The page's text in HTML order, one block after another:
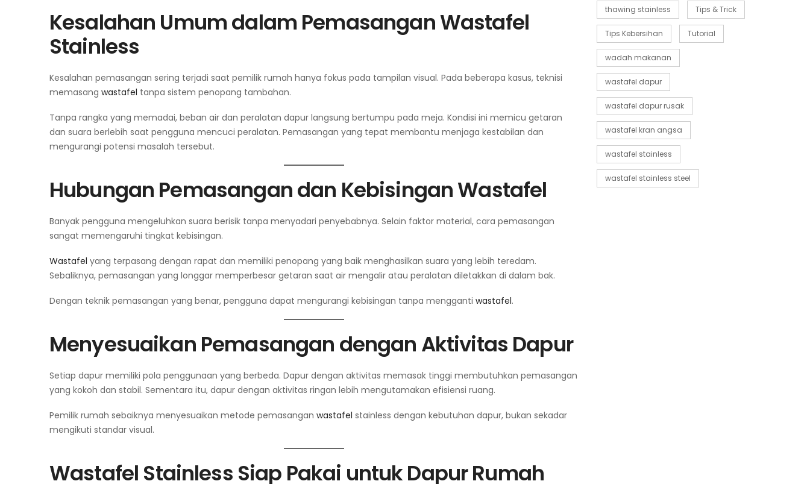
Kesalahan Umum dalam PemasanganWastafel
Stainless
Kesalahan pemasangan sering terjadi saat pemilik rumah hanya fokus pada tampilan visual. Pada beberapa kasus, teknisi
memasang wastafel tanpa sistem penopang tambahan.
Tanpa rangka yang memadai, beban air dan peralatan dapur langsung bertumpu pada meja. Kondisi ini memicu getaran
dan suara berlebih saat pengguna mencuci peralatan. Pemasangan yang tepat membantu menjaga kestabilan dan
mengurangi potensi masalah tersebut.
Hubungan Pemasangan dan KebisinganWastafel
Banyak pengguna mengeluhkan suara berisik tanpa menyadari penyebabnya. Selain faktor material, cara pemasangan
sangat memengaruhi tingkat kebisingan.
Wastafel yang terpasang dengan rapat dan memiliki penopang yang baik menghasilkan suara yang lebih teredam.
Sebaliknya, pemasangan yang longgar memperbesar getaran saat air mengalir atau peralatan diletakkan di dalam bak.
Dengan teknik pemasangan yang benar, pengguna dapat mengurangi kebisingan tanpa mengganti wastafel.
Menyesuaikan Pemasangan dengan Aktivitas Dapur
Setiap dapur memiliki pola penggunaan yang berbeda. Dapur dengan aktivitas memasak tinggi membutuhkan pemasangan
yang kokoh dan stabil. Sementara itu, dapur dengan aktivitas ringan lebih mengutamakan efisiensi ruang.
Pemilik rumah sebaiknya menyesuaikan metode pemasangan wastafel stainless dengan kebutuhan dapur, bukan sekadar
mengikuti standar visual.
Wastafel Stainless Siap Pakai untuk Dapur Rumah
thawing stainless Tips & Trick
Tips Kebersihan Tutorial
wadah makanan
wastafel dapur
wastafel dapur rusak
wastafel kran angsa
wastafel stainless
wastafel stainless steel